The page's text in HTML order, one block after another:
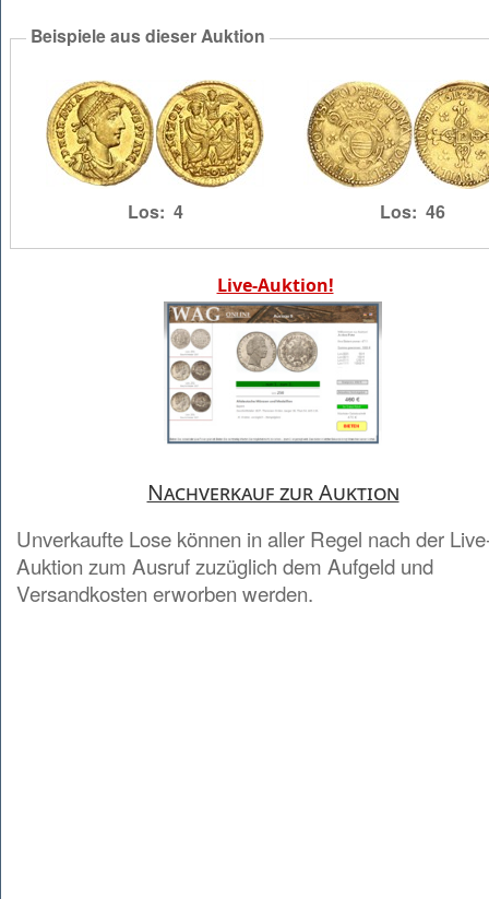
Beispiele aus dieser Auktion
Los: 4 Los:46
Live-Auktion!
Nachverkauf zur Auktion
Unverkaufte Lose können in aller Regel nach der
Auktion zum Ausruf zuzüglich dem Aufgeld und
Versandkosten erworben werden.